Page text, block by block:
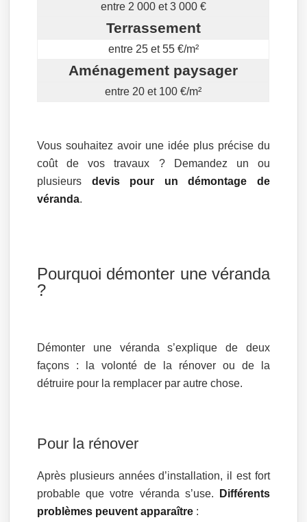
entre 2 000 et 3 000 €
Terrassement
entre 25 et 55 €/m²
Aménagement paysager
entre 20 et 100 €/m²
Vous souhaitez avoir une idée plus précise du
coût de vos travaux ? Demandez un ou
plusieurs devis pour un démontage de
véranda.
Pourquoi démonter une véranda
?
Démonter une véranda s’explique de deux
façons : la volonté de la rénover ou de la
détruire pour la remplacer par autre chose.
Pour la rénover
Après plusieurs années d’installation, il est fort
probable que votre véranda s’use.
Différents
problèmes peuvent apparaître :